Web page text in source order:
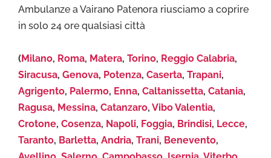
Ambulanze a Vairano Patenora riusciamo a coprire
in solo 24 ore qualsiasi città
(Milano, Roma, Matera, Torino, Reggio Calabria,
Siracusa, Genova, Potenza, Caserta, Trapani,
Agrigento, Palermo, Enna, Caltanissetta, Catania,
Ragusa, Messina, Catanzaro, Vibo Valentia,
Crotone, Cosenza, Napoli, Foggia, Brindisi, Lecce,
Taranto, Barletta, Andria, Trani, Benevento,